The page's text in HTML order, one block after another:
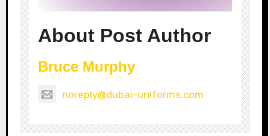
About Post Author
Bruce Murphy
noreply@dubai-uniforms.com